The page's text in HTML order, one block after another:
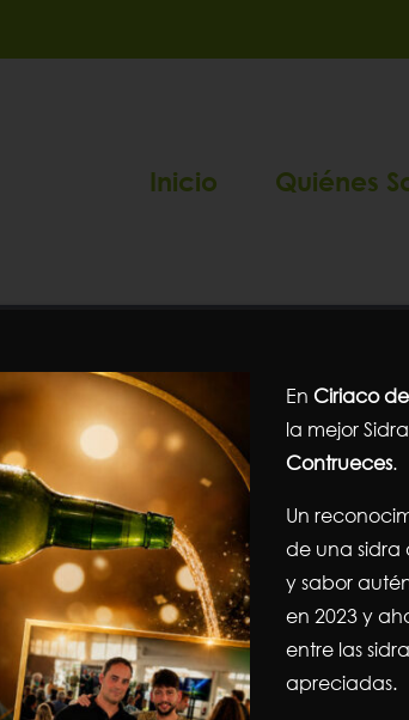
Inicio Quiénes
Portada ventresca
Ordena porOrden predeterminado
En Ciriaco
la mejor
Contrueces.
Un
de una sidra
y sabor
en 2023 y
entre las
apreciadas.